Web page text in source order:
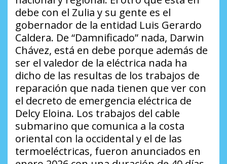
debe con el Zulia y su gente es el
gobernador de la entidad Luis Gerardo
Caldera. De “Damnificado” nada, Darwin
Chávez, está en debe porque además de
ser el valedor de la eléctrica nada ha
dicho de las resultas de los trabajos de
reparación que nada tienen que ver con
el decreto de emergencia eléctrica de
Delcy Eloina. Los trabajos del cable
submarino que comunica a la costa
oriental con la occidental y el de las
termoeléctricas, fueron anunciados en